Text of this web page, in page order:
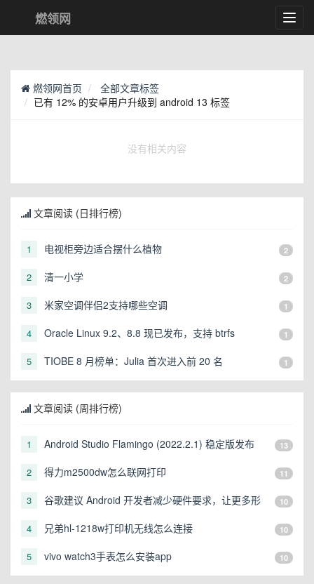
燃领网
燃领网首页
全部文章标签
已有 12% 的安卓用户升级到 android 13 标签
没有相关内容
文章阅读 (日排行榜)
1 电视柜旁边适合摆什么植物 2
2 清一小学 2
3 米家空调伴侣2支持哪些空调 1
4 Oracle Linux 9.2、8.8 现已发布，支持 btrfs 1
5 TIOBE 8 月榜单：Julia 首次进入前 20 名 1
文章阅读 (周排行榜)
1 Android Studio Flamingo (2022.2.1) 稳定版发布 13
2 得力m2500dw怎么联网打印 11
3
谷歌建议 Android 开发者减少硬件要求，让更多形
10
4 兄弟hl-1218w打印机无线怎么连接 10
5 vivo watch3手表怎么安装app 10